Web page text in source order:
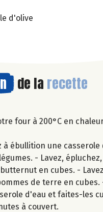
d'olive
de la recette
four à 200°C en
à ébullition une
- Lavez,
en cubes. -
de terre en cubes.
d'eau et faites-les
à couvert.